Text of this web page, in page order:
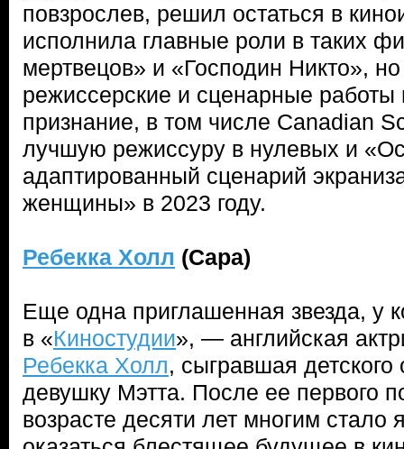
повзрослев, решил остаться в
исполнила главные роли в таких
мертвецов» и «Господин Никто»,
режиссерские и сценарные
признание, в том числе Canadian
лучшую режиссуру в нулевых и
адаптированный сценарий
женщины» в 2023 году.
Ребекка Холл (Сара)
Еще одна приглашенная звезда, у
в «Киностудии», — английская
Ребекка Холл, сыгравшая детского
девушку Мэтта. После ее первого
возрасте десяти лет многим стало